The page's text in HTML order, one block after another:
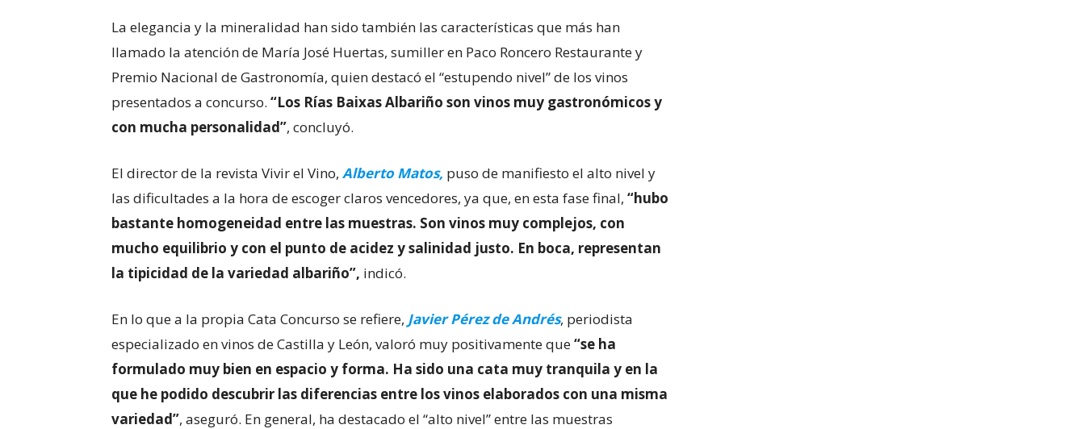
La elegancia y la mineralidad han sido también las características que más han
llamado la atención de María José Huertas, sumiller en Paco Roncero Restaurante y
Premio Nacional de Gastronomía, quien destacó el “estupendo nivel” de los vinos
presentados a concurso. “Los Rías Baixas Albariño son vinos muy gastronómicos y
con mucha personalidad”, concluyó.
El director de la revista Vivir el Vino, Alberto Matos, puso de manifiesto el alto nivel y
las dificultades a la hora de escoger claros vencedores, ya que, en esta fase final, “hubo
bastante homogeneidad entre las muestras. Son vinos muy complejos, con
mucho equilibrio y con el punto de acidez y salinidad justo. En boca, representan
la tipicidad de la variedad albariño”, indicó.
En lo que a la propia Cata Concurso se refiere, Javier Pérez de Andrés, periodista
especializado en vinos de Castilla y León, valoró muy positivamente que“se ha
formulado muy bien en espacio y forma. Ha sido una cata muy tranquila y en la
que he podido descubrir las diferencias entre los vinos elaborados con una misma
variedad”, aseguró. En general, ha destacado el “alto nivel” entre las muestras